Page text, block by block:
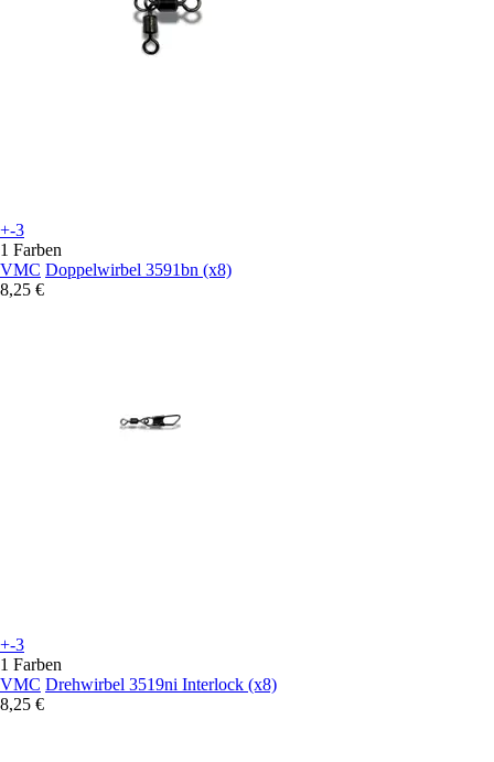
+-3
1 Farben
VMC Doppelwirbel 3591bn (x8)
8,25 €
+-3
1 Farben
VMC Drehwirbel 3519ni Interlock (x8)
8,25 €